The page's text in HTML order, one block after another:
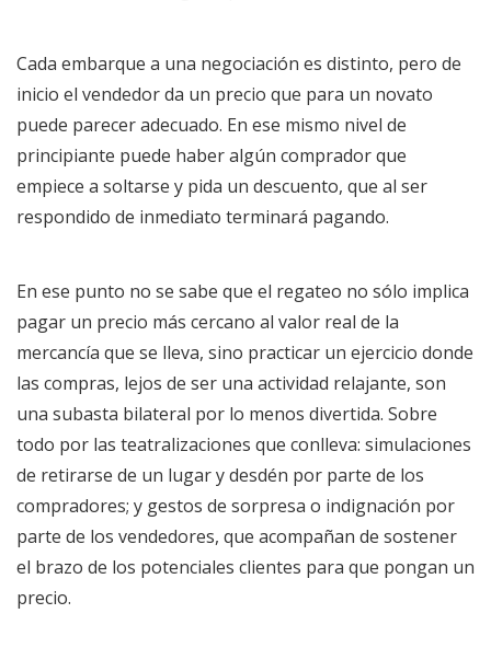
Cada embarque a una negociación es distinto, pero de
inicio el vendedor da un precio que para un novato
puede parecer adecuado. En ese mismo nivel de
principiante puede haber algún comprador que
empiece a soltarse y pida un descuento, que al ser
respondido de inmediato terminará pagando.
En ese punto no se sabe que el regateo no sólo implica
pagar un precio más cercano al valor real de la
mercancía que se lleva, sino practicar un ejercicio donde
las compras, lejos de ser una actividad relajante, son
una subasta bilateral por lo menos divertida. Sobre
todo por las teatralizaciones que conlleva: simulaciones
de retirarse de un lugar y desdén por parte de los
compradores; y gestos de sorpresa o indignación por
parte de los vendedores, que acompañan de sostener
el brazo de los potenciales clientes para que pongan un
precio.